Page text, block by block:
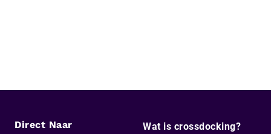
Direct Naar
Wat is crossdocking?